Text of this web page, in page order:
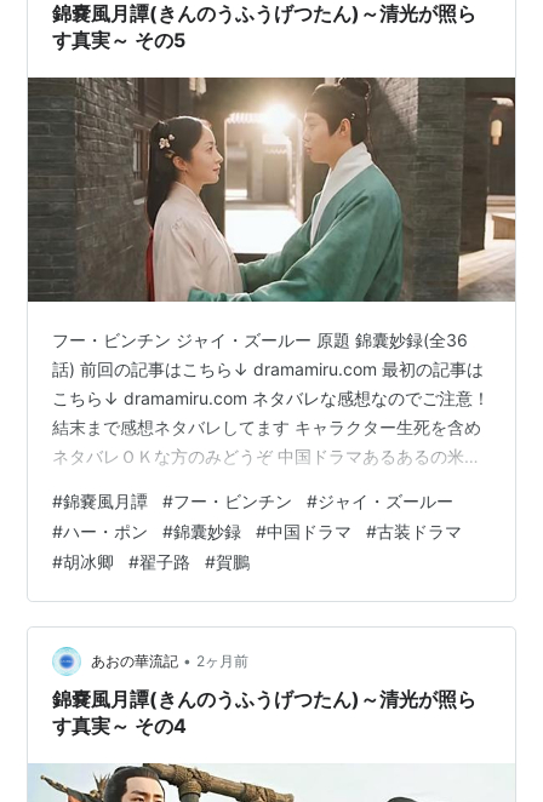
錦嚢風月譚(きんのうふうげつたん)～清光が照ら
す真実～ その5
フー・ビンチン ジャイ・ズールー 原題 錦囊妙録(全36
話) 前回の記事はこちら↓ dramamiru.com 最初の記事は
こちら↓ dramamiru.com ネタバレな感想なのでご注意！
結末まで感想ネタバレしてます キャラクター生死を含め
ネタバレＯＫな方のみどうぞ 中国ドラマあるあるの米の
しが絡んできます。 そんな中、羅疏を嫁にすると決意し
て、彼女を連れてまた太源に帰る二人。 近くないのに時
代劇ってなんで行ったり来たりするのかしらね(笑) 事件
としては米騒動が先なのか、権力争いのせいで被害が拡
大してるのかわからないレベル。 慕之も巻き込ま…
#錦嚢風月譚 #フー・ビンチン #ジャイ・ズールー
#ハー・ポン #錦囊妙録 #中国ドラマ #古装ドラマ
#胡冰卿 #翟子路 #賀鵬
あおの華流記 • 2ヶ月前
錦嚢風月譚(きんのうふうげつたん)～清光が照ら
す真実～ その4